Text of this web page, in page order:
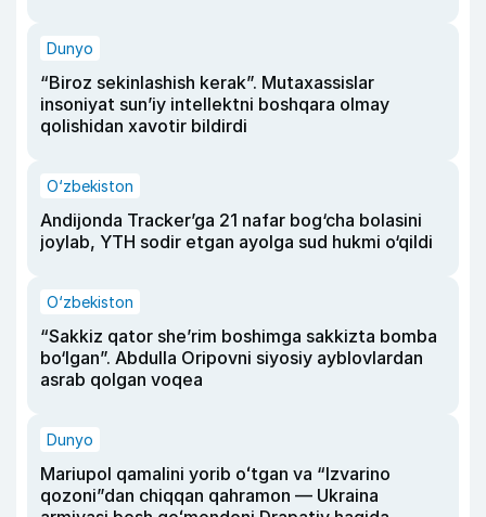
Dunyo
“Biroz sekinlashish kerak”. Mutaxassislar
insoniyat sun’iy intellektni boshqara olmay
qolishidan xavotir bildirdi
O‘zbekiston
Andijonda Tracker’ga 21 nafar bog‘cha bolasini
joylab, YTH sodir etgan ayolga sud hukmi o‘qildi
O‘zbekiston
“Sakkiz qator she’rim boshimga sakkizta bomba
bo‘lgan”. Abdulla Oripovni siyosiy ayblovlardan
asrab qolgan voqea
Dunyo
Mariupol qamalini yorib oʻtgan va “Izvarino
qozoni”dan chiqqan qahramon — Ukraina